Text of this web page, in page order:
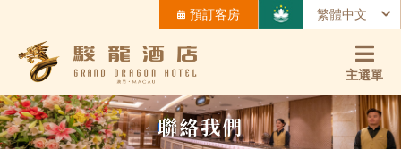
預訂客房 繁體中文
主選單
聯絡我們